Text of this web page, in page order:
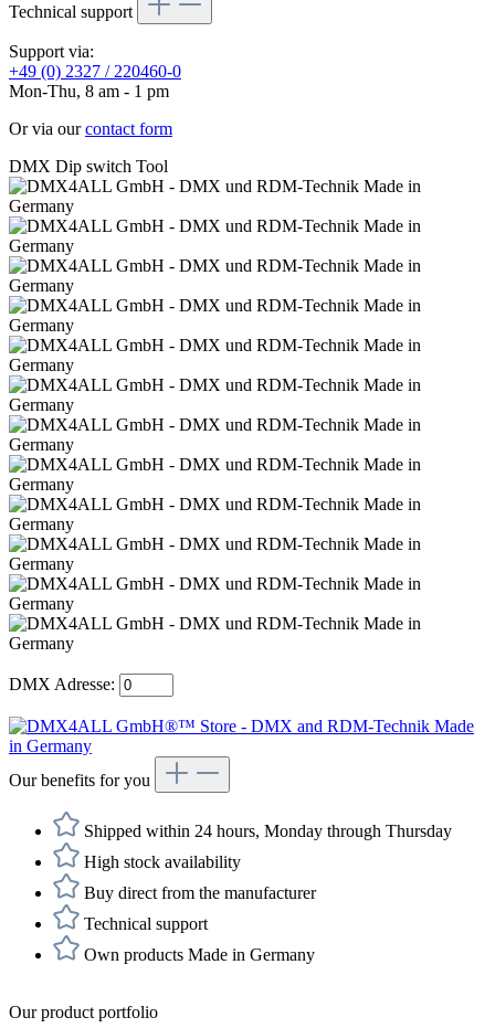
Technical support
Support via:
+49 (0) 2327 / 220460-0
Mon-Thu, 8 am - 1 pm
Or via ourcontact form
DMX Dip switch Tool
DMX Adresse:
Our benefits for you
Shipped within 24 hours, Monday through Thursday
High stock availability
Buy direct from the manufacturer
Technical support
Own products Made in Germany
Our product portfolio